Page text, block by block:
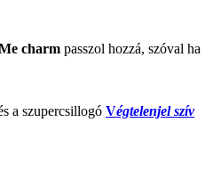
charm passzol hozzá, szóval ha
a szupercsillogó Végtelenjel szív